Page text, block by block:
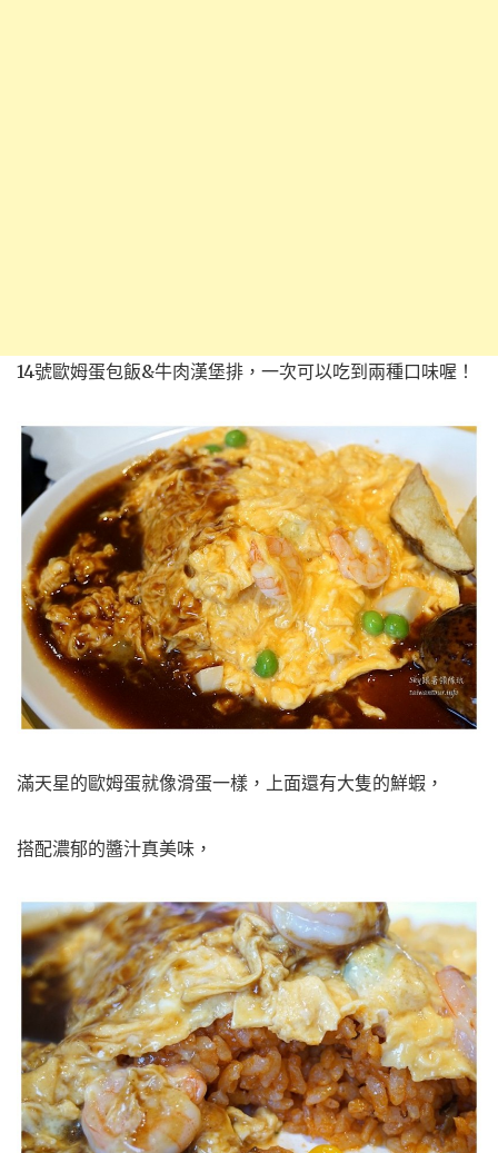
14號歐姆蛋包飯&牛肉漢堡排，一次可以吃到兩種口味喔！
滿天星的歐姆蛋就像滑蛋一樣，上面還有大隻的鮮蝦，
搭配濃郁的醬汁真美味，